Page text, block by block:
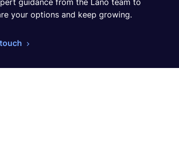
guidance from the Lano team to
your options and keep growing.